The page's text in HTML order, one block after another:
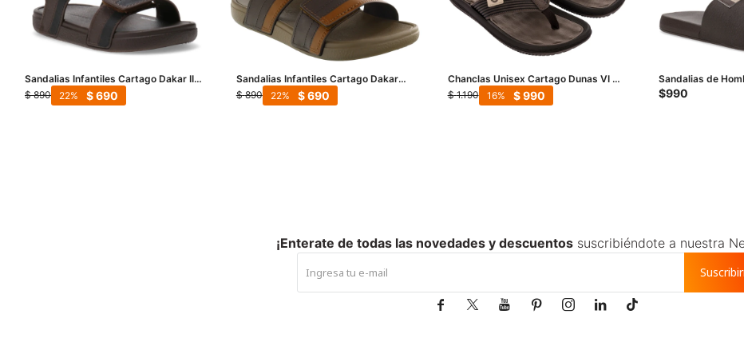
Sandalias Infantiles Cartago Dakar II
Sand Baby - Marrón - Negro
$ 890 $690
22
Sandalias Infantiles Cartago Dakar
Sand Inf - Marrón
$ 890 $690
22
Chanclas Unisex Cartago Dunas VI AD
- Marrón
$ 1.190 $ 990
16
Sandalias de
- Marrón - Beige
$990
¡Enterate de todas las novedades y descuentossuscribiéndote a nuestra
      